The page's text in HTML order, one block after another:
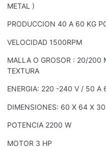
METAL )
PRODUCCION 40 A 60 KG
VELOCIDAD 1500RPM
MALLA O GROSOR : 20/200
TEXTURA
ENERGIA: 220 -240 V / 50 A
DIMENSIONES: 60 X 64 X 30
POTENCIA 2200 W
MOTOR 3 HP